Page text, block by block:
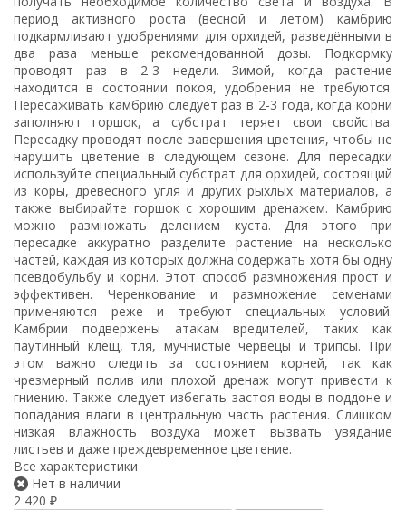
период активного роста (весной и летом) камбрию
подкармливают удобрениями для орхидей, разведёнными в
два раза меньше рекомендованной дозы. Подкормку
проводят раз в 2-3 недели. Зимой, когда растение
находится в состоянии покоя, удобрения не требуются.
Пересаживать камбрию следует раз в 2-3 года, когда корни
заполняют горшок, а субстрат теряет свои свойства.
Пересадку проводят после завершения цветения, чтобы не
нарушить цветение в следующем сезоне. Для пересадки
используйте специальный субстрат для орхидей, состоящий
из коры, древесного угля и других рыхлых материалов, а
также выбирайте горшок с хорошим дренажем. Камбрию
можно размножать делением куста. Для этого при
пересадке аккуратно разделите растение на несколько
частей, каждая из которых должна содержать хотя бы одну
псевдобульбу и корни. Этот способ размножения прост и
эффективен. Черенкование и размножение семенами
применяются реже и требуют специальных условий.
Камбрии подвержены атакам вредителей, таких как
паутинный клещ, тля, мучнистые червецы и трипсы. При
этом важно следить за состоянием корней, так как
чрезмерный полив или плохой дренаж могут привести к
гниению. Также следует избегать застоя воды в поддоне и
попадания влаги в центральную часть растения. Слишком
низкая влажность воздуха может вызвать увядание
листьев и даже преждевременное цветение.
Все характеристики
Нет в наличии
2 420 ₽